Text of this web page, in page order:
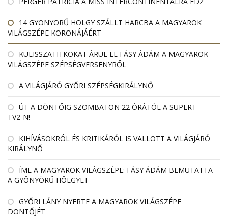
14 GYÖNYÖRŰ HÖLGY SZÁLLT HARCBA A MAGYAROK
VILÁGSZÉPE KORONÁJÁÉRT
KULISSZATITKOKAT ÁRUL EL FÁSY ÁDÁM A MAGYAROK
VILÁGSZÉPE SZÉPSÉGVERSENYRŐL
A VILÁGJÁRÓ GYŐRI SZÉPSÉGKIRÁLYNŐ
ÚT A DÖNTŐIG SZOMBATON 22 ÓRÁTÓL A SUPERT
TV2-N!
KIHÍVÁSOKRÓL ÉS KRITIKÁRÓL IS VALLOTT A VILÁGJÁRÓ
KIRÁLYNŐ
ÍME A MAGYAROK VILÁGSZÉPE: FÁSY ÁDÁM BEMUTATTA
A GYÖNYÖRŰ HÖLGYET
GYŐRI LÁNY NYERTE A MAGYAROK VILÁGSZÉPE
DÖNTŐJÉT